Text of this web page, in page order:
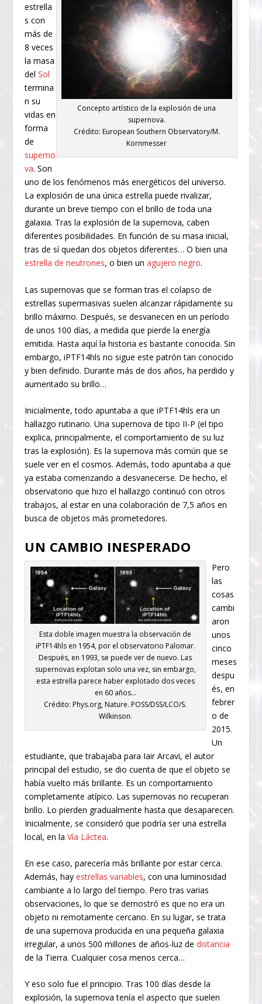
Concepto artístico de la explosión de una
supernova.
Crédito: European Southern Observatory/M.
Kornmesser
estrella
s con
más de
8 veces
la masa
delSol
termina
n su
vidas en
forma
de
superno
va. Son
uno de los fenómenos más energéticos del universo.
La explosión de una única estrella puede rivalizar,
durante un breve tiempo con el brillo de toda una
galaxia. Tras la explosión de la supernova, caben
diferentes posibilidades. En función de su masa inicial,
tras de sí quedan dos objetos diferentes… O bien una
estrella de neutrones, o bien unagujero negro.
Las supernovas que se forman tras el colapso de
estrellas supermasivas suelen alcanzar rápidamente su
brillo máximo. Después, se desvanecen en un período
de unos 100 días, a medida que pierde la energía
emitida. Hasta aquí la historia es bastante conocida. Sin
embargo, iPTF14hls no sigue este patrón tan conocido
y bien definido. Durante más de dos años, ha perdido y
aumentado su brillo…
Inicialmente, todo apuntaba a que iPTF14hls era un
hallazgo rutinario. Una supernova de tipo II-P (el tipo
explica, principalmente, el comportamiento de su luz
tras la explosión). Es la supernova más común que se
suele ver en el cosmos. Además, todo apuntaba a que
ya estaba comenzando a desvanecerse. De hecho, el
observatorio que hizo el hallazgo continuó con otros
trabajos, al estar en una colaboración de 7,5 años en
busca de objetos más prometedores.
UN CAMBIO INESPERADO
Esta doble imagen muestra la observación de
iPTF14hls en 1954, por el observatorio Palomar.
Después, en 1993, se puede ver de nuevo. Las
supernovas explotan solo una vez, sin embargo,
esta estrella parece haber explotado dos veces
en 60 años…
Crédito: Phys.org, Nature. POSS/DSS/LCO/S.
Wilkinson.
Pero
las
cosas
cambi
aron
unos
cinco
meses
despu
és, en
febrer
o de
2015.
Un
estudiante, que trabajaba para Iair Arcavi, el autor
principal del estudio, se dio cuenta de que el objeto se
había vuelto más brillante. Es un comportamiento
completamente atípico. Las supernovas no recuperan
brillo. Lo pierden gradualmente hasta que desaparecen.
Inicialmente, se consideró que podría ser una estrella
local, en laVía Láctea.
En ese caso, parecería más brillante por estar cerca.
Además, hayestrellas variables, con una luminosidad
cambiante a lo largo del tiempo. Pero tras varias
observaciones, lo que se demostró es que no era un
objeto ni remotamente cercano. En su lugar, se trata
de una supernova producida en una pequeña galaxia
irregular, a unos 500 millones de años-luz dedistancia
de la Tierra. Cualquier cosa menos cerca…
Y eso solo fue el principio. Tras 100 días desde la
explosión, la supernova tenía el aspecto que suelen